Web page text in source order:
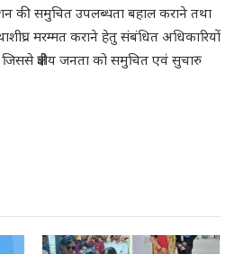
की समुचित उपलब्धता बहाल कराने तथा
मरम्मत कराने हेतु संबंधित अधिकारियों
क्षेत्रीय जनता को समुचित एवं सुचारु